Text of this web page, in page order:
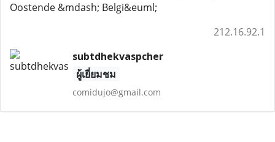
Oostende &mdash; Belgi&euml;
212.16.92.1
subtdhekvaspcher
ผู้เยี่ยมชม
comidujo@gmail.com